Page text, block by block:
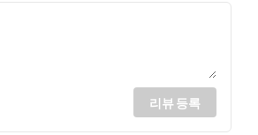
리뷰 등록